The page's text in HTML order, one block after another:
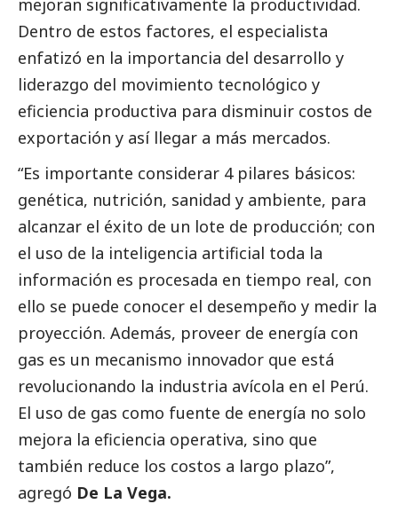
mejoran significativamente la productividad.
Dentro de estos factores, el especialista
enfatizó en la importancia del desarrollo y
liderazgo del movimiento tecnológico y
eficiencia productiva para disminuir costos de
exportación y así llegar a más mercados.
“Es importante considerar 4 pilares básicos:
genética, nutrición, sanidad y ambiente, para
alcanzar el éxito de un lote de producción; con
el uso de la inteligencia artificial toda la
información es procesada en tiempo real, con
ello se puede conocer el desempeño y medir la
proyección. Además, proveer de energía con
gas es un mecanismo innovador que está
revolucionando la industria avícola en el Perú.
El uso de gas como fuente de energía no solo
mejora la eficiencia operativa, sino que
también reduce los costos a largo plazo”,
agregó De La Vega.